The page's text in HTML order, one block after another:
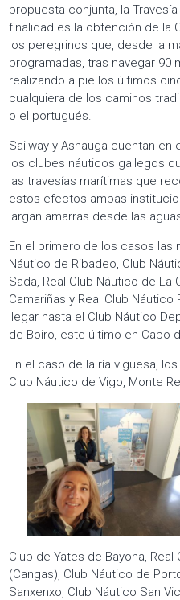
propuesta conjunta, la
finalidad es la obtención de la
los peregrinos que, desde la
programadas, tras navegar 90
realizando a pie los últimos
cualquiera de los caminos
o el portugués.
Sailway y Asnauga cuentan
los clubes náuticos gallegos
las travesías marítimas que
estos efectos ambas
largan amarras desde las
En el primero de los casos las
Náutico de Ribadeo, Club
Sada, Real Club Náutico de La
Camariñas y Real Club
llegar hasta el Club Náutico
de Boiro, este último en Cabo
En el caso de la ría viguesa,
Club Náutico de Vigo, Monte
Club de Yates de Bayona,
(Cangas), Club Náutico de
Sanxenxo, Club Náutico San